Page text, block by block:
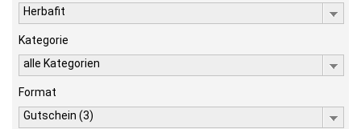
Herbafit
Kategorie
alle Kategorien
Format
Gutschein (3)